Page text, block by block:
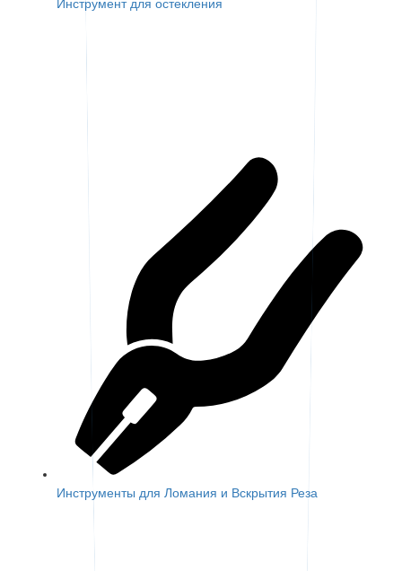
Инструмент для остекления
Инструменты для Ломания и Вскрытия Реза